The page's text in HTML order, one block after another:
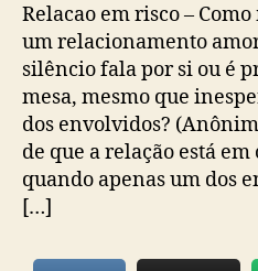
Relacao em risco –
um relacionamento
silêncio fala por si ou é
mesa, mesmo que
dos envolvidos?
de que a relação está
quando apenas um dos
[…]